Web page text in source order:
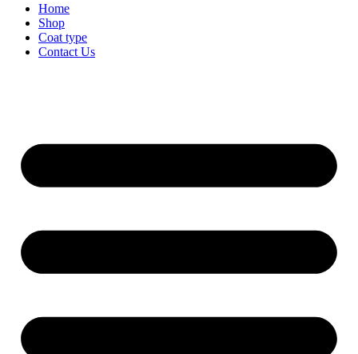
Home
Shop
Coat type
Contact Us